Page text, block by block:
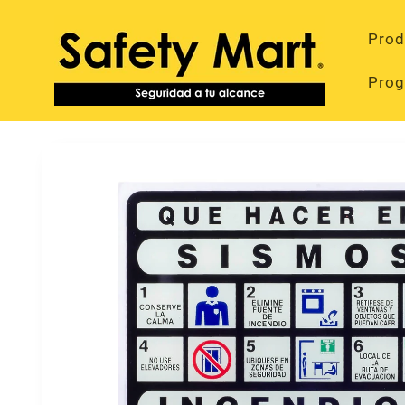
al contenido
información
del producto